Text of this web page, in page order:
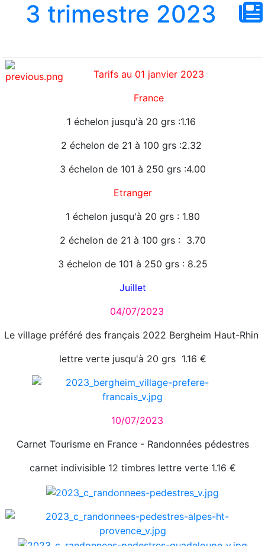
3 trimestre 2023
Tarifs au 01 janvier 2023
France
1 échelon jusqu'à 20 grs :1.16
2 échelon de 21 à 100 grs :2.32
3 échelon de 101 à 250 grs :4.00
Etranger
1 échelon jusqu'à 20 grs : 1.80
2 échelon de 21 à 100 grs : 3.70
3 échelon de 101 à 250 grs : 8.25
Juillet
04/07/2023
Le village préféré des français 2022 Bergheim Haut-Rhin
lettre verte jusqu'à 20 grs 1.16 €
10/07/2023
Carnet Tourisme en France - Randonnées pédestres
carnet indivisible 12 timbres lettre verte 1.16 €